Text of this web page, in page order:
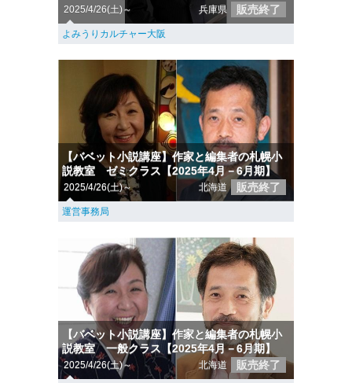
2025/4/26(土)～ 兵庫県 販売終了
よみうりカルチャー大阪
【バベット小説講座】作家と編集者の札幌小
説教室 ゼミクラス【2025年4月－6月期】
2025/4/26(土)～ 北海道 販売終了
運営事務局
【バベット小説講座】作家と編集者の札幌小
説教室 一般クラス【2025年4月－6月期】
2025/4/26(土)～ 北海道 販売終了